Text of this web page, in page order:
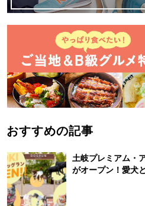
おすすめの記事
土岐プレミアム・
がオープン！愛犬